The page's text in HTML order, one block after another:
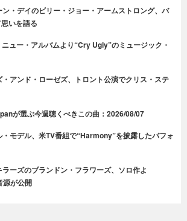
ン・デイのビリー・ジョー・アームストロング、バ
いを語る
ュー・アルバムより“Cry Ugly”のミュージック・
・アンド・ローゼズ、トロント公演でクリス・ステ
が選ぶ今週聴くべきこの曲：2026/08/07
・モデル、米TV番組で“Harmony”を披露したパフォ
ラーズのブランドン・フラワーズ、ソロ作よ
源が公開